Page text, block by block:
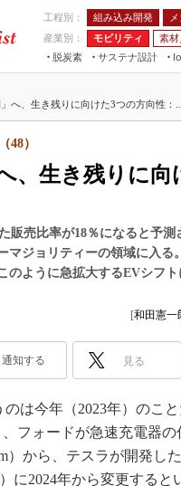
工程別： 組み込み開発
産業別：
モビリティ 素
脱炭素
サステナ設計
がる工場
AI×設備保全
IIFES
ジャパ
スマー
日本
産業オ
へ、生き残りに向けた3つの方向性：...
、生き残りに向
48）
販売比率が18％になると予
マジョリティーの領域に入る
のように急拡大するEVシフ
[和田憲一
通知する 見る
は今年（2023年）のこ
、フォードが急速充電器
）から、テスラが開発
）に2024年から変更する